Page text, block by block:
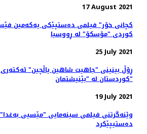
17 August 2021
کوردی "مۆسکۆ" لە ڕووسیا
25 July 2021
ڕۆڵ بینینی "جاهیت شاهین یاڵچین" ئەکتەری
کوردستان لە "بێنیشتمان"
19 July 2021
وێنەگرتنی فیلمی سینەمایی "مێسیی
دەستیپێکرد